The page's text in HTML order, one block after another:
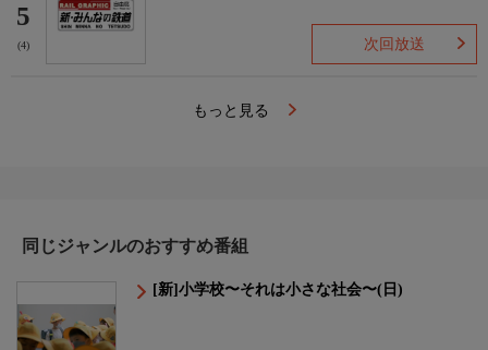
5
(4) 次回放送
もっと見る
同じジャンルのおすすめ番組
[新]小学校〜それは小さな社会〜(日)